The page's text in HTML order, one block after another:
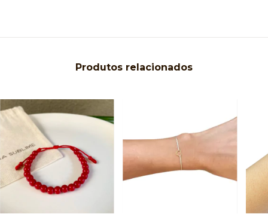
Produtos relacionados